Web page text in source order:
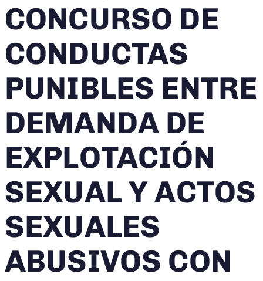
CONCURSO DE
CONDUCTAS
PUNIBLES ENTRE
DEMANDA DE
EXPLOTACIÓN
SEXUAL Y ACTOS
SEXUALES
ABUSIVOS CON